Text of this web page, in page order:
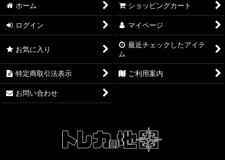
【ワンピースカード】ブースターパック 神の島の冒険【OP-
15】
【ワンピースカード】エクストラブースター EGGHEAD
CRISIS【EB-04】
【ワンピースカード】ブースターパック 蒼海の七傑【OP-14】
【ワンピースカード】エクストラブースター ONE PIECE
【ワンピースカード】ブースターパック 受け継がれる意志
ホーム ショッピングカート
ログイン マイページ
お気に入り
最近チェックしたアイテ
ム
特定商取引法表示 ご利用案内
お問い合わせ